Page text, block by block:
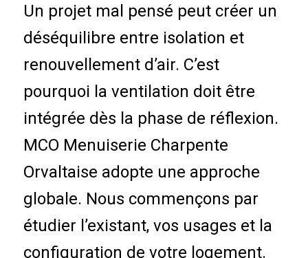
Un projet mal pensé peut créer un
déséquilibre entre isolation et
renouvellement d’air. C’est
pourquoi la ventilation doit être
intégrée dès la phase de réflexion.
MCO Menuiserie Charpente
Orvaltaise adopte une approche
globale. Nous commençons par
étudier l’existant, vos usages et la
configuration de votre logement.